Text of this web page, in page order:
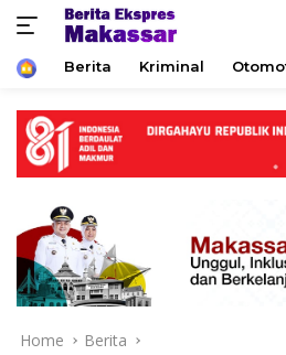
content
HomeBerita Kriminal
Home Berita